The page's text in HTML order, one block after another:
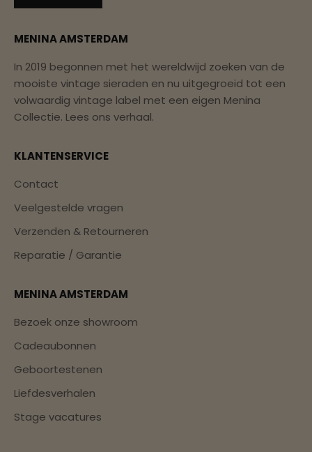
MENINA AMSTERDAM
In 2019 begonnen met het wereldwijd zoeken van de
mooiste vintage sieraden en nu uitgegroeid tot een
volwaardig vintage label met een eigen Menina
Collectie. Lees ons verhaal.
KLANTENSERVICE
Contact
Veelgestelde vragen
Verzenden & Retourneren
Reparatie / Garantie
MENINA AMSTERDAM
Bezoek onze showroom
Cadeaubonnen
Geboortestenen
Liefdesverhalen
Stage vacatures